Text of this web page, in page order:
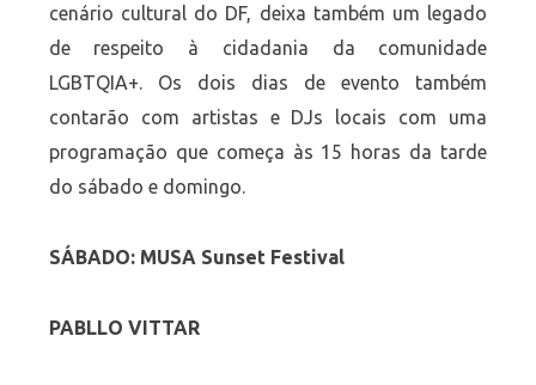
cenário cultural do DF, deixa também um legado
de respeito à cidadania da comunidade
LGBTQIA+. Os dois dias de evento também
contarão com artistas e DJs locais com uma
programação que começa às 15 horas da tarde
do sábado e domingo.
SÁBADO: MUSA Sunset Festival
PABLLO VITTAR